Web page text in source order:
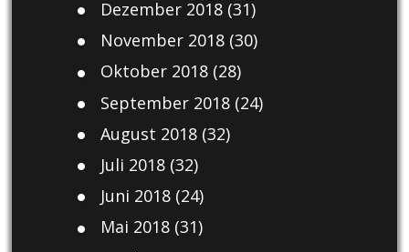
Dezember 2018(31)
November 2018(30)
Oktober 2018(28)
September 2018(24)
August 2018(32)
Juli 2018(32)
Juni 2018(24)
Mai 2018(31)